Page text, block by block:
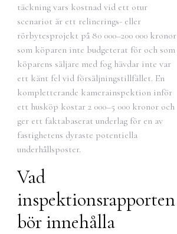
täckning vars kostnad vid ett otur
scenariot är ett relinerings- eller
rörbytesprojekt på 80 000–200 000 kronor
som köparen inte budgeterat för och som
köparens säljare med fog hävdar inte var
ett känt fel vid försäljningstillfället. En
kompletterande kamerainspektion inför
ett husköp kostar 2 000–5 000 kronor och
ger ett faktabaserat underlag för en av
fastighetens dyraste potentiella
underhållsposter.
Vad
inspektionsrapporten
bör innehålla